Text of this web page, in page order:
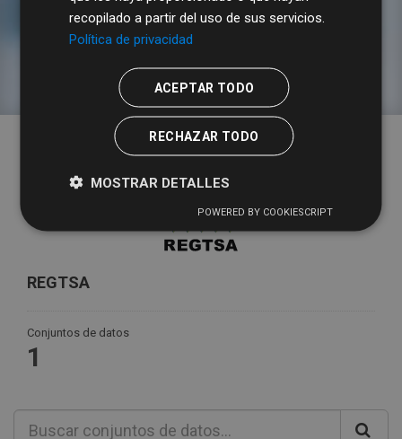
Tarifas y tipos impositivos
REGTSA
Conjuntos de datos
1
recopilado a partir del uso de sus servicios.
Política de privacidad
ACEPTAR TODO
RECHAZAR TODO
MOSTRAR DETALLES
POWERED BY COOKIESCRIPT